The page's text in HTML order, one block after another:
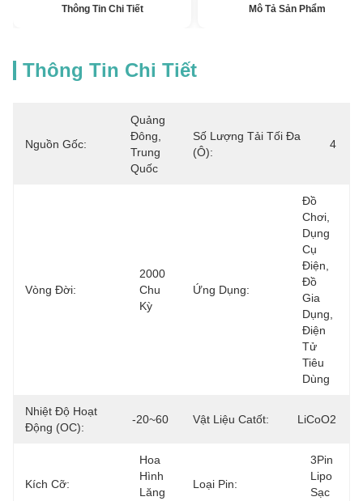
Thông Tin Chi Tiết Mô Tả Sản Phẩm
Thông Tin Chi Tiết
Nguồn Gốc:
Quảng
Đông,
Trung
Quốc
Số Lượng Tải Tối Đa
(ô):
4
Vòng Đời:
2000
Chu
Kỳ
Ứng Dụng:
Đồ
Chơi,
Dụng
Cụ
Điện,
Đồ
Gia
Dụng,
Điện
Tử
Tiêu
Dùng
Nhiệt Độ Hoạt
Động (oC):
-20~60 Vật Liệu Catốt: LiCoO2
Kích Cỡ:
Hoa
Hình
Lăng
Loại Pin:
3Pin
Lipo
Sạc